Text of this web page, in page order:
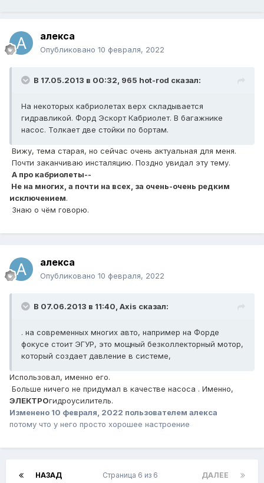
алекса
Опубликовано 10 февраля, 2022
В 17.05.2013 в 00:32, 965 hot-rod сказал:
На некоторых кабриолетах верх складывается
гидравликой. Форд Эскорт Кабриолет. В багажнике
насос. Толкает две стойки по бортам.
Вижу, тема старая, но сейчас очень актуальная для меня.
Почти заканчиваю инсталяцию. Поздно увидал эту тему.
А про кабриолеты--
Не на многих, а почти на всех, за очень-очень редким
исключением.
Знаю о чём говорю.
алекса
Опубликовано 10 февраля, 2022
В 07.06.2013 в 11:40, Axis сказал:
. на современных многих авто, например на Форде
фокусе стоит ЭГУР, это мощный безколлекторный мотор,
который создает давление в системе,
Использовал, именно его.
Больше ничего не придумал в качестве насоса . Именно,
ЭЛЕКТРОгидроусилитель.
Изменено 10 февраля, 2022 пользователем алекса
потому что у него просто хорошее настроение
НАЗАД ДАЛЕЕ
Страница 6 из 6